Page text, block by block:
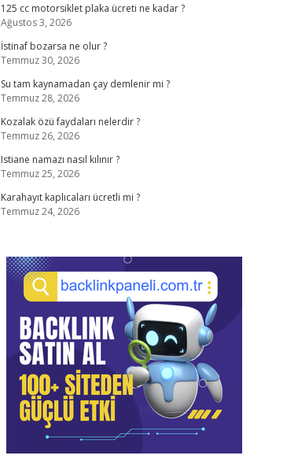
125 cc motorsiklet plaka ücreti ne kadar ?
Ağustos 3, 2026
İstinaf bozarsa ne olur ?
Temmuz 30, 2026
Su tam kaynamadan çay demlenir mi ?
Temmuz 28, 2026
Kozalak özü faydaları nelerdir ?
Temmuz 26, 2026
Istiane namazı nasıl kılınır ?
Temmuz 25, 2026
Karahayıt kaplıcaları ücretli mi ?
Temmuz 24, 2026